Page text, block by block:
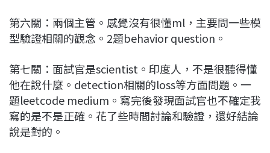
第六關：兩個主管。感覺沒有很懂ml，主要問一些模
型驗證相關的觀念。2題behavior question。
第七關：面試官是scientist。印度人，不是很聽得懂
他在說什麼。detection相關的loss等方面問題。一
題leetcode medium。寫完後發現面試官也不確定我
寫的是不是正確。花了些時間討論和驗證，還好結論
說是對的。